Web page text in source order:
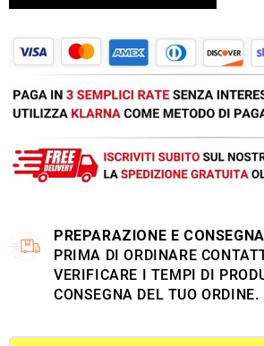
PREPARAZIONE E CONSEGNA
PRIMA DI ORDINARE
VERIFICARE I TEMPI DI
CONSEGNA DEL TUO ORDINE.